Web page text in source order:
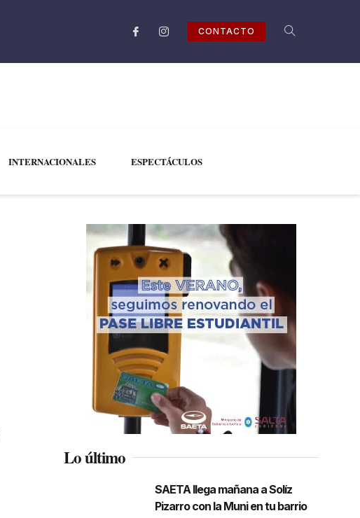
CONTACTO
INTERNACIONALES ESPECTÁCULOS
Lo último
SAETA llega mañana a Solíz
Pizarro con la Muni en tu barrio